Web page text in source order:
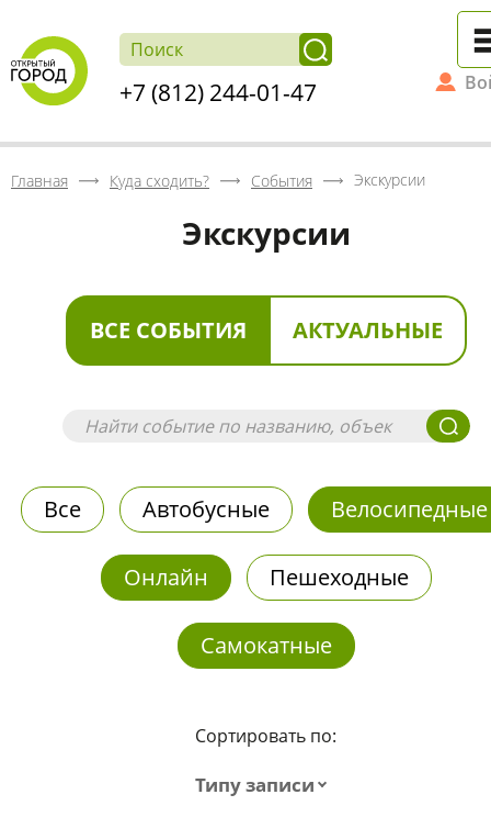
+7 (812) 244-01-47
Главная Куда сходить? События Экскурсии
Экскурсии
ВСЕ СОБЫТИЯ АКТУАЛЬНЫЕ
Все Автобусные Велосипедные
Онлайн Пешеходные
Самокатные
Сортировать по:
Типу записи